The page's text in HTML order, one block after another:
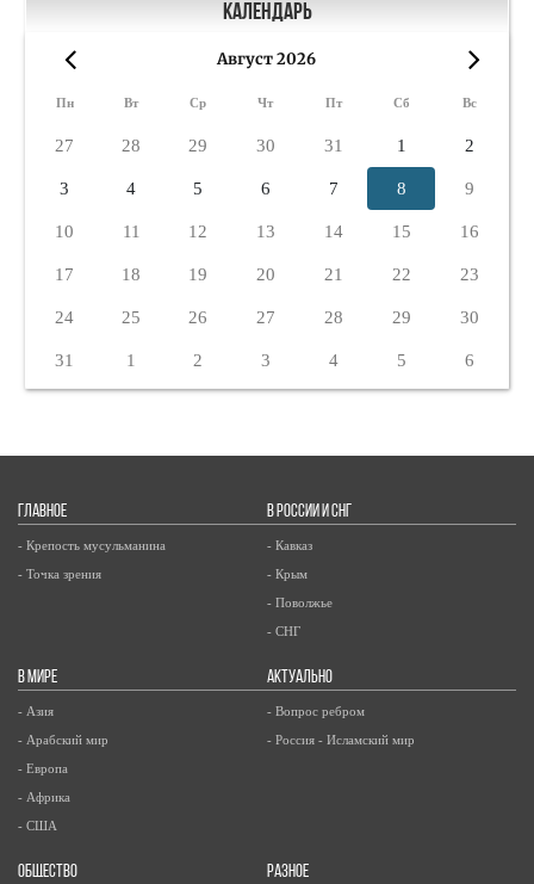
Календарь
Август 2026
Пн Вт Ср Чт Пт Сб Вс
27 28 29 30 31 1 2
3 4 5 6 7 8 9
10 11 12 13 14 15 16
17 18 19 20 21 22 23
24 25 26 27 28 29 30
31 1 2 3 4 5 6
ГЛАВНОЕ
- Крепость мусульманина
- Точка зрения
В РОССИИ И СНГ
- Кавказ
- Крым
- Поволжье
- СНГ
В МИРЕ
- Азия
- Арабский мир
- Европа
- Африка
- США
АКТУАЛЬНО
- Вопрос ребром
- Россия - Исламский мир
ОБЩЕСТВО РАЗНОЕ